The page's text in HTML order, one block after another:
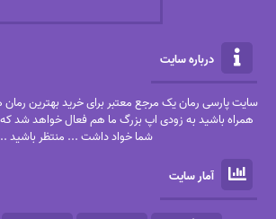
درباره سایت
سایت پارسی رمان یک مرجع معتبر برای خرید بهترین رمان
همراه باشید به زودی اپ بزرگ ما هم فعال خواهد شد که
شما خواد داشت ... منتظر باشید
آمار سایت